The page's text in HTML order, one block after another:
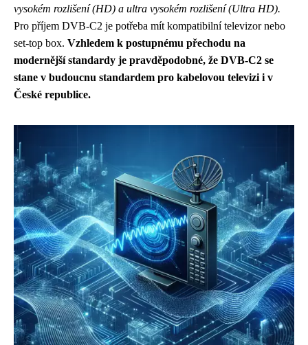
vysokém rozlišení (HD) a ultra vysokém rozlišení (Ultra HD).
Pro příjem DVB-C2 je potřeba mít kompatibilní televizor nebo
set-top box. Vzhledem k postupnému přechodu na
modernější standardy je pravděpodobné, že DVB-C2 se
stane v budoucnu standardem pro kabelovou televizi i v
České republice.